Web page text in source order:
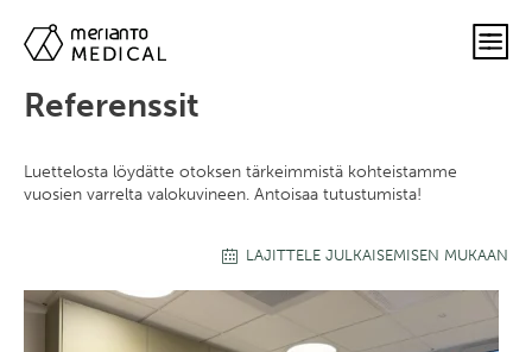
Referenssit
Luettelosta löydätte otoksen tärkeimmistä kohteistamme
vuosien varrelta valokuvineen. Antoisaa tutustumista!
LAJITTELE JULKAISEMISEN MUKAAN